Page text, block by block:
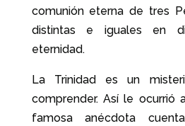
comunión eterna de tres
distintas e iguales en
eternidad.
La Trinidad es un
comprender. Así le ocurrió
famosa anécdota